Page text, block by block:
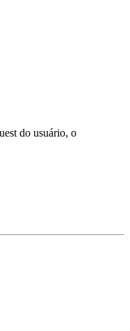
do usuário, o